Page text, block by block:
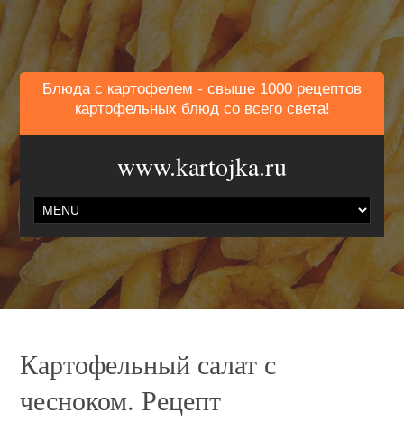
Блюда с картофелем - свыше 1000 рецептов
картофельных блюд со всего света!
www.kartojka.ru
Картофельный салат с
чесноком. Рецепт